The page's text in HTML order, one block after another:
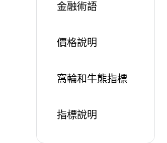
金融術語
價格說明
窩輪和牛熊指標
指標說明